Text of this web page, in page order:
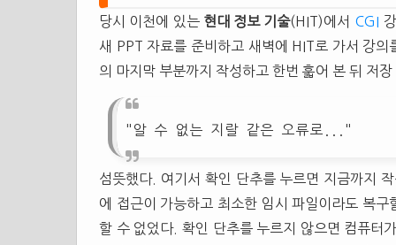
당시 이천에 있는 현대 정보 기술(HIT)에서 CGI
새 PPT 자료를 준비하고 새벽에 HIT로 가서 강
의 마지막 부분까지 작성하고 한번 훏어 본 뒤 저
"알 수 없는 지랄 같은 오류로..."
섬뜻했다. 여기서 확인 단추를 누르면 지금까지
에 접근이 가능하고 최소한 임시 파일이라도 복
할 수 없었다. 확인 단추를 누르지 않으면 컴퓨터